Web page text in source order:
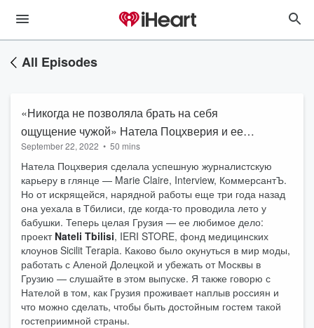
All Episodes
«Никогда не позволяла брать на себя
ощущение чужой» Натела Поцхверия и ее
Грузия
September 22, 2022 • 50 mins
Натела Поцхверия сделала успешную журналистскую
карьеру в глянце — Marie Claire, Interview, КоммерсантЪ.
Но от искрящейся, нарядной работы еще три года назад
она уехала в Тбилиси, где когда-то проводила лето у
бабушки. Теперь целая Грузия — ее любимое дело:
проект Nateli Tbilisi, IERI STORE, фонд медицинских
клоунов Sicilit Terapia. Каково было окунуться в мир моды,
работать с Аленой Долецкой и убежать от Москвы в
Грузию — слушайте в этом выпуске. Я также говорю с
Нателой в том, как Грузия проживает наплыв россиян и
что можно сделать, чтобы быть достойным гостем такой
гостеприимной страны.